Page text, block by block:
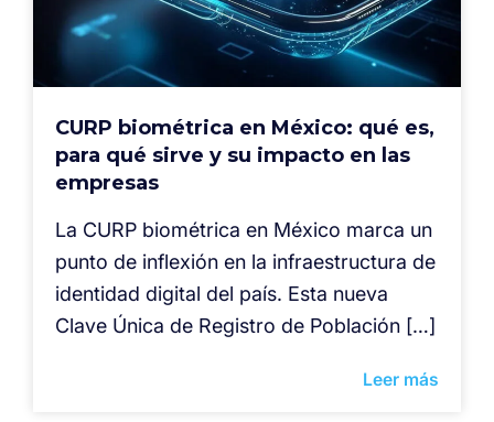
CURP biométrica en México: qué es,
para qué sirve y su impacto en las
empresas
La CURP biométrica en México marca un
punto de inflexión en la infraestructura de
identidad digital del país. Esta nueva
Clave Única de Registro de Población […]
Leer más